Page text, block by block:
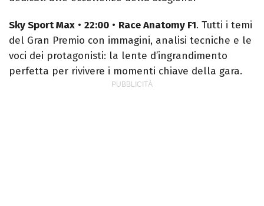
Sky Sport Max • 22:00 • Race Anatomy F1. Tutti i temi
del Gran Premio con immagini, analisi tecniche e le
voci dei protagonisti: la lente d’ingrandimento
perfetta per rivivere i momenti chiave della gara.